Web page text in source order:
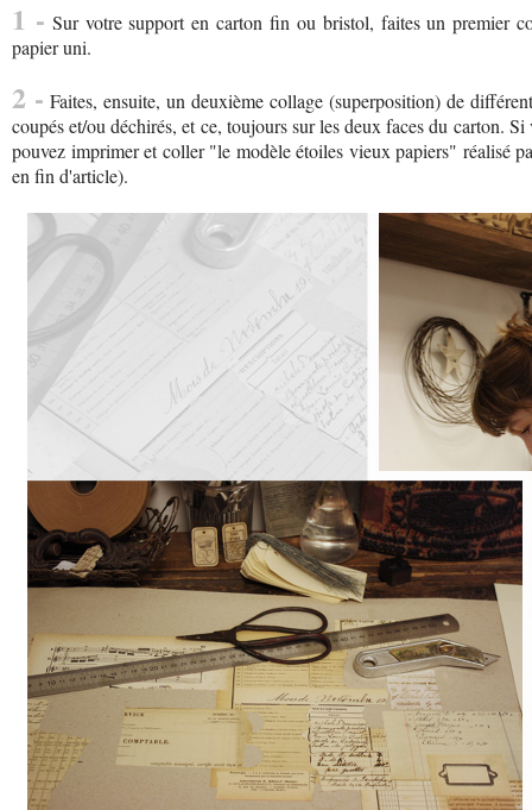
1 - Sur votre support en carton fin ou bristol, faites un premier
papier uni.
2 - Faites, ensuite, un deuxième collage (superposition) de
coupés et/ou déchirés, et ce, toujours sur les deux faces du carton.
pouvez imprimer et coller "le modèle étoiles vieux papiers" réalisé
en fin d'article).